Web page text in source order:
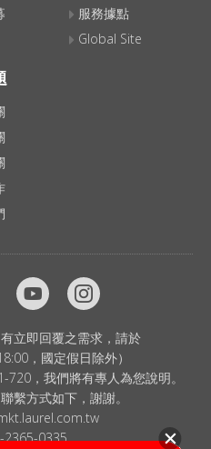
服務據點
Global Site
立即回覆之需求，請於
，國定假日除外）
，我們將有專人為您說明。
繫方式如下，謝謝。
2365-0335